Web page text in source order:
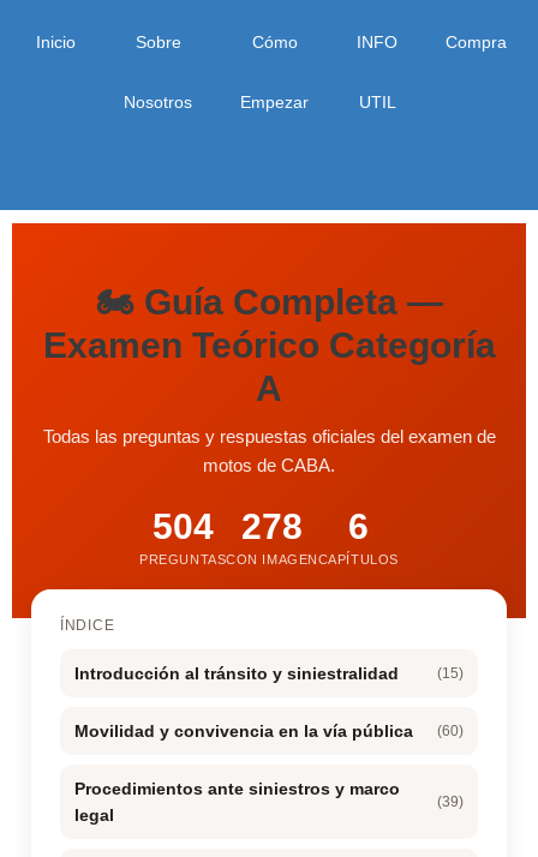
Inicio Sobre
Nosotros
Cómo
Empezar
INFO
UTIL
Compra
🏍️ Guía Completa —
Examen Teórico Categoría
A
Todas las preguntas y respuestas oficiales del examen de
motos de CABA.
504
PREGUNTAS
278
CON IMAGEN
6
CAPÍTULOS
ÍNDICE
Introducción al tránsito y siniestralidad (15)
Movilidad y convivencia en la vía pública (60)
Procedimientos ante siniestros y marco
legal
(39)